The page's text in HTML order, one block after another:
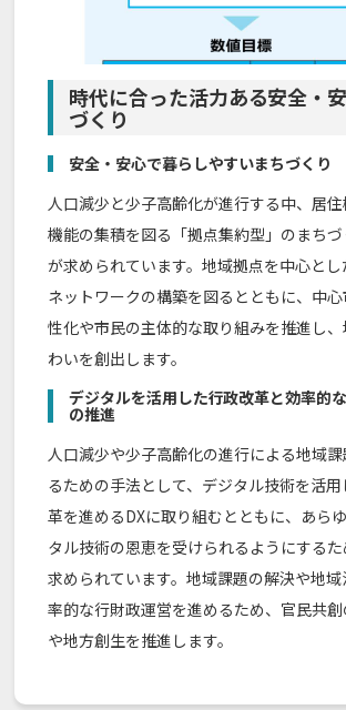
時代に合った活力ある安全・
づくり
安全・安心で暮らしやすいまちづくり
人口減少と少子高齢化が進行する中、居
機能の集積を図る「拠点集約型」のまち
が求められています。地域拠点を中心と
ネットワークの構築を図るとともに、中
性化や市民の主体的な取り組みを推進し
わいを創出します。
デジタルを活用した行政改革と効率的
の推進
人口減少や少子高齢化の進行による地域
るための手法として、デジタル技術を活
革を進めるDXに取り組むとともに、あら
タル技術の恩恵を受けられるようにする
求められています。地域課題の解決や地
率的な行財政運営を進めるため、官民共
や地方創生を推進します。